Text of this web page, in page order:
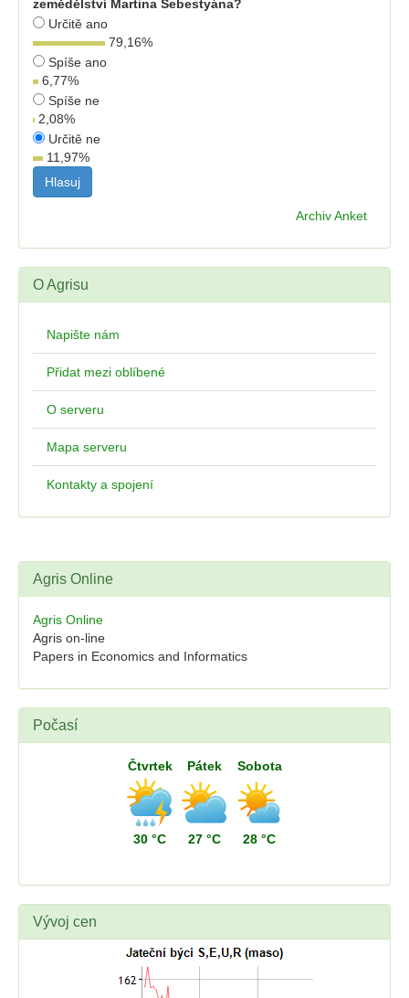
zemědělství Martina Šebestyána?
Určitě ano
79,16%
Spíše ano
6,77%
Spíše ne
2,08%
Určitě ne
11,97%
Archiv Anket
O Agrisu
Napište nám
Přidat mezi oblíbené
O serveru
Mapa serveru
Kontakty a spojení
Agris Online
Agris Online
Agris on-line
Papers in Economics and Informatics
Počasí
Čtvrtek
30 °C
Pátek
27 °C
Sobota
28 °C
Vývoj cen